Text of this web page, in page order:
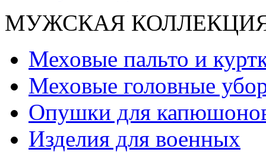
МУЖСКАЯ
Меховые пальто и
Меховые головные
Опушки для
Изделия для военных